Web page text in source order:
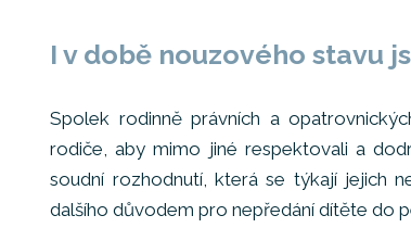
I v době nouzového stavu
Spolek rodinně právních a
rodiče, aby mimo jiné respektovali a
soudní rozhodnutí, která se týkají jejich
dalšího důvodem pro nepředání dítěte do